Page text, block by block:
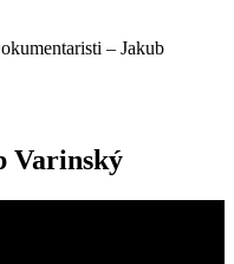
– Jakub
Varinský